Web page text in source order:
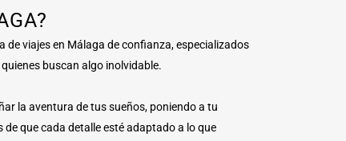
de viajes en Málaga de confianza, especializados
buscan algo inolvidable.
la aventura de tus sueños, poniendo a tu
que cada detalle esté adaptado a lo que